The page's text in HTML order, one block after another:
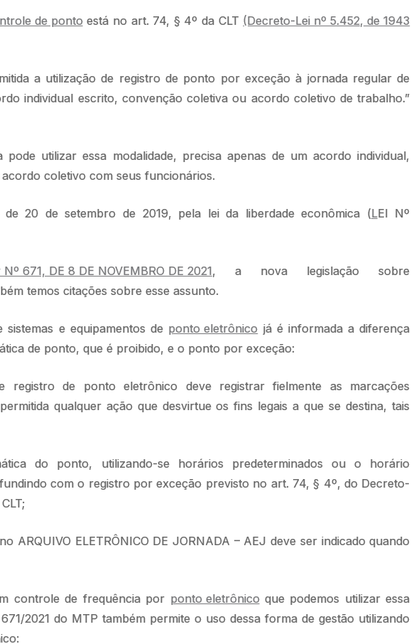
de pontoestá no art. 74, § 4º da CLT (Decreto-Lei nº 5.452, de 1943
a utilização de registro de ponto por exceção à jornada regular de
individual escrito, convenção coletiva ou acordo coletivo de trabalho.”
pode utilizar essa modalidade, precisa apenas de um acordo individual,
coletivo com seus funcionários.
de 20 de setembro de 2019, pela lei da liberdade econômica (LEI Nº
671, DE 8 DE NOVEMBRO DE 2021, a nova legislação sobre
temos citações sobre esse assunto.
e equipamentos de ponto eletrônico já é informada a diferença
de ponto, que é proibido, e o ponto por exceção:
registro de ponto eletrônico deve registrar fielmente as marcações
qualquer ação que desvirtue os fins legais a que se destina, tais
do ponto, utilizando-se horários predeterminados ou o horário
com o registro por exceção previsto no art. 74, § 4º, do Decreto-
ARQUIVO ELETRÔNICO DE JORNADA – AEJ deve ser indicado quando
controle de frequência por ponto eletrônicoque podemos utilizar essa
2021 do MTP também permite o uso dessa forma de gestão utilizando